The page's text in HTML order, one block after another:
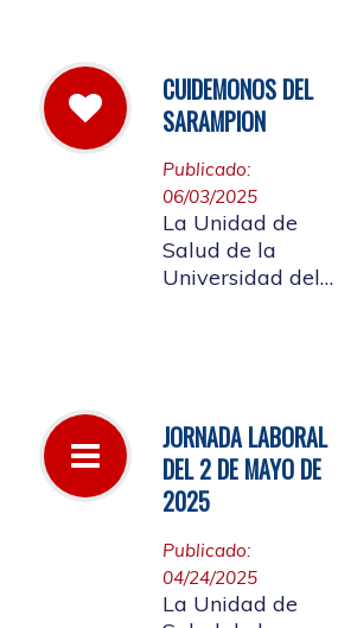
habrá atención en
las instalaciones
de la entidad.
CUIDEMONOS DEL
SARAMPION
Publicado:
06/03/2025
La Unidad de
Salud de la
Universidad del
contagiarlo a otras
personas. La
vacuna es segura
a combatir el virus
JORNADA LABORAL
DEL 2 DE MAYO DE
2025
Publicado:
04/24/2025
La Unidad de